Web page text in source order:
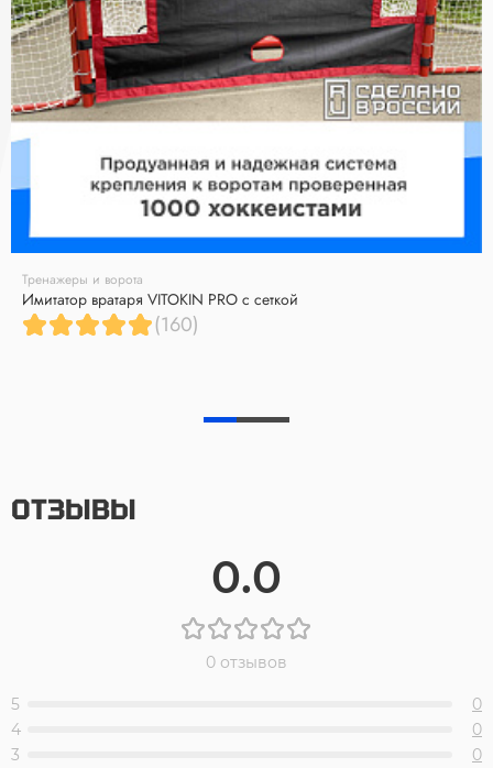
Тренажеры и ворота
Имитатор вратаря VITOKIN PRO с сеткой
(160)
ОТЗЫВЫ
0.0
0 отзывов
5
0
4
0
3
0